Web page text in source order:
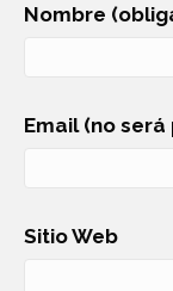
Nombre
Email (no
Sitio Web